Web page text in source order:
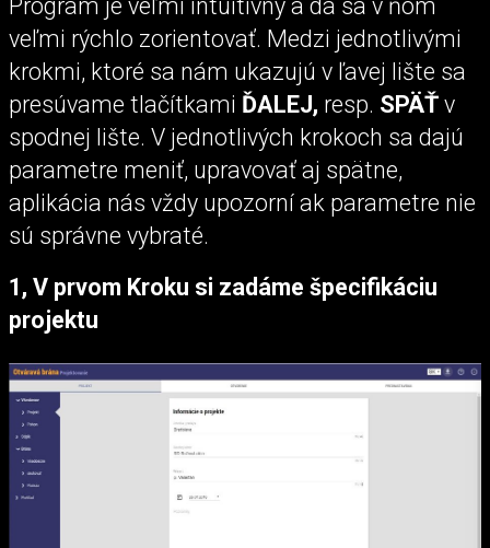
Program je veľmi intuitívny a dá sa v ňom
veľmi rýchlo zorientovať. Medzi jednotlivými
krokmi, ktoré sa nám ukazujú v ľavej lište sa
presúvame tlačítkami ĎALEJ, resp. SPÄŤ v
spodnej lište. V jednotlivých krokoch sa dajú
parametre meniť, upravovať aj spätne,
aplikácia nás vždy upozorní ak parametre nie
sú správne vybraté.
1, V prvom Kroku si zadáme špecifikáciu
projektu